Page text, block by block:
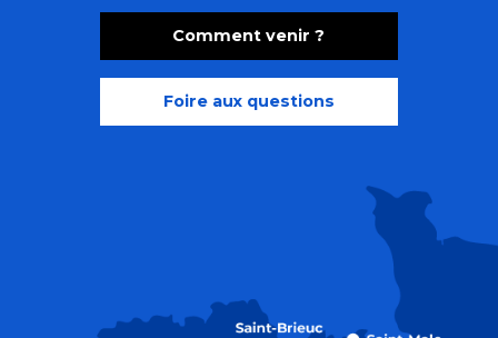
Comment venir ?
Foire aux questions